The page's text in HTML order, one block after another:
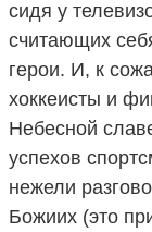
сидя у
считающих
герои. И, к
хоккеисты и
Небесной
успехов
нежели
Божиих (это